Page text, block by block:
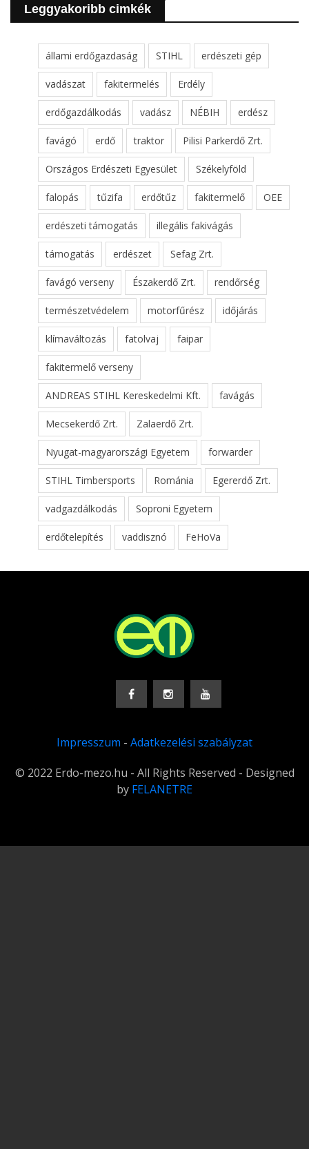
Leggyakoribb cimkék
állami erdőgazdaság STIHL erdészeti gép
vadászat fakitermelés Erdély
erdőgazdálkodás vadász NÉBIH erdész
favágó erdő traktor Pilisi Parkerdő Zrt.
Országos Erdészeti Egyesület Székelyföld
falopás tűzifa erdőtűz fakitermelő OEE
erdészeti támogatás illegális fakivágás
támogatás erdészet Sefag Zrt.
favágó verseny Északerdő Zrt. rendőrség
természetvédelem motorfűrész időjárás
klímaváltozás fatolvaj faipar
fakitermelő verseny
ANDREAS STIHL Kereskedelmi Kft. favágás
Mecsekerdő Zrt. Zalaerdő Zrt.
Nyugat-magyarországi Egyetem forwarder
STIHL Timbersports Románia Egererdő Zrt.
vadgazdálkodás Soproni Egyetem
erdőtelepítés vaddisznó FeHoVa
Impresszum - Adatkezelési szabályzat
© 2022 Erdo-mezo.hu - All Rights Reserved - Designed
by FELANETRE